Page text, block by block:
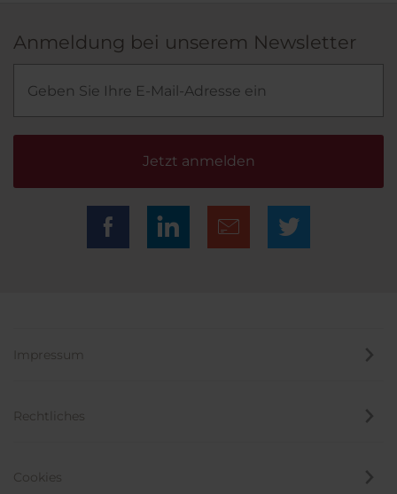
Anmeldung bei unserem Newsletter
Jetzt anmelden
Impressum
Rechtliches
Cookies